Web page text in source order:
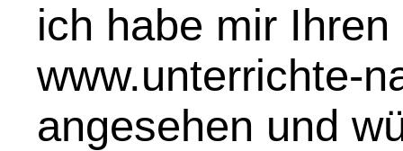
ich habe mir
www.unterrichte-
angesehen und